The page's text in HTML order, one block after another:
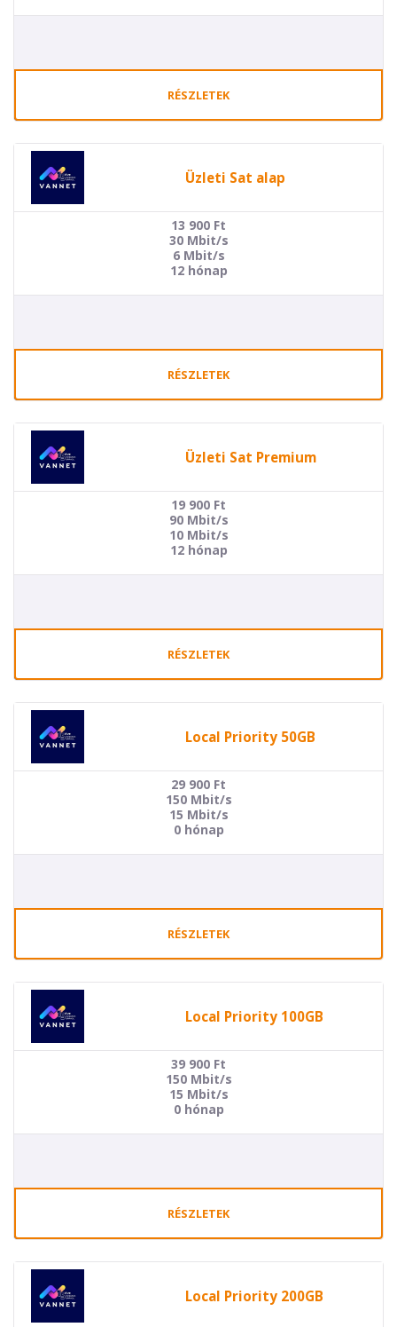
RÉSZLETEK
Üzleti Sat alap
13 900 Ft
30 Mbit/s
6 Mbit/s
12 hónap
RÉSZLETEK
Üzleti Sat Premium
19 900 Ft
90 Mbit/s
10 Mbit/s
12 hónap
RÉSZLETEK
Local Priority 50GB
29 900 Ft
150 Mbit/s
15 Mbit/s
0 hónap
RÉSZLETEK
Local Priority 100GB
39 900 Ft
150 Mbit/s
15 Mbit/s
0 hónap
RÉSZLETEK
Local Priority 200GB